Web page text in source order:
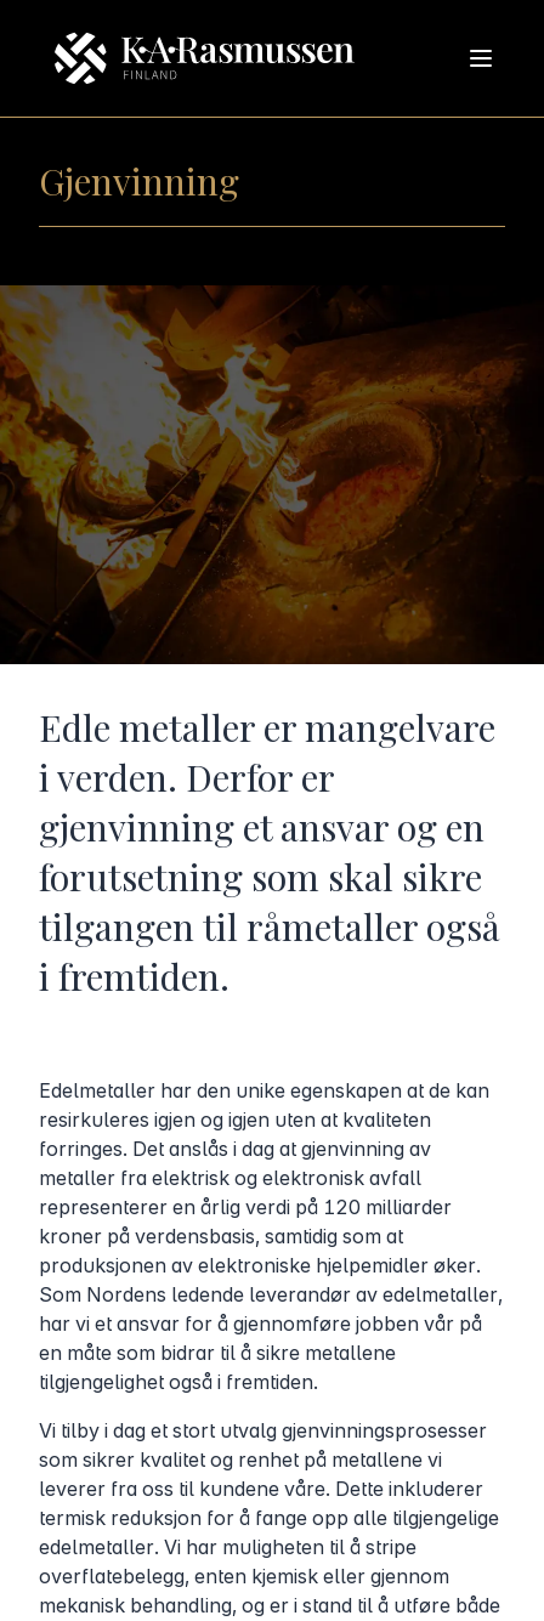
Gjenvinning
Edle metaller er mangelvare
i verden. Derfor er
gjenvinning et ansvar og en
forutsetning som skal sikre
tilgangen til råmetaller også
i fremtiden.
Edelmetaller har den unike egenskapen at de kan
resirkuleres igjen og igjen uten at kvaliteten
forringes. Det anslås i dag at gjenvinning av
metaller fra elektrisk og elektronisk avfall
representerer en årlig verdi på 120 milliarder
kroner på verdensbasis, samtidig som at
produksjonen av elektroniske hjelpemidler øker.
Som Nordens ledende leverandør av edelmetaller,
har vi et ansvar for å gjennomføre jobben vår på
en måte som bidrar til å sikre metallene
tilgjengelighet også i fremtiden.
Vi tilby i dag et stort utvalg gjenvinningsprosesser
som sikrer kvalitet og renhet på metallene vi
leverer fra oss til kundene våre. Dette inkluderer
termisk reduksjon for å fange opp alle tilgjengelige
edelmetaller. Vi har muligheten til å stripe
overflatebelegg, enten kjemisk eller gjennom
mekanisk behandling, og er i stand til å utføre både